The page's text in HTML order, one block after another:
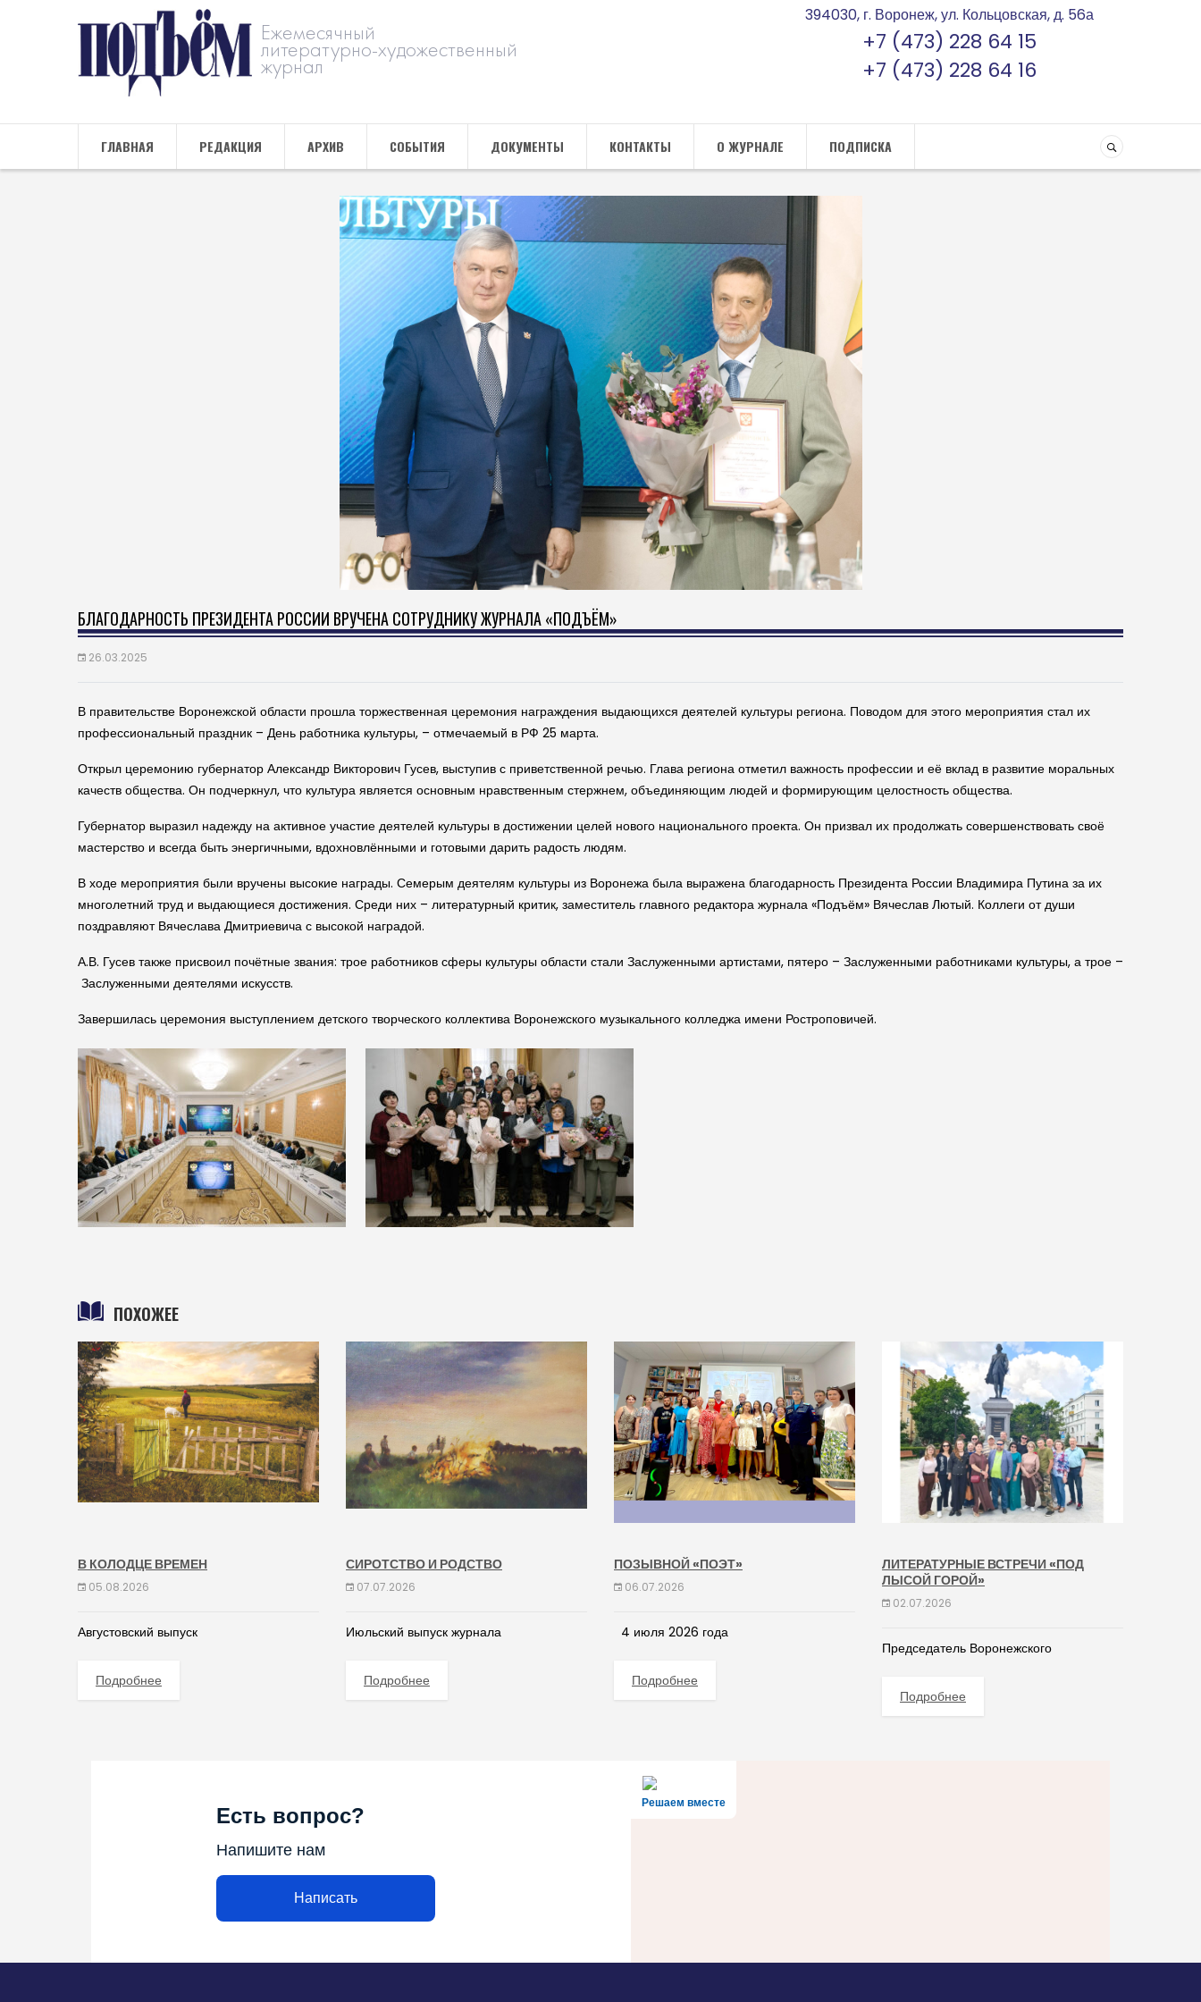
Ежемесячный
литературно-художественный
журнал
394030, г. Воронеж, ул. Кольцовская, д. 56а
+7 (473) 228 64 15
+7 (473) 228 64 16
ГЛАВНАЯ РЕДАКЦИЯ АРХИВ СОБЫТИЯ ДОКУМЕНТЫ КОНТАКТЫ О ЖУРНАЛЕ ПОДПИСКА
БЛАГОДАРНОСТЬ ПРЕЗИДЕНТА РОССИИ ВРУЧЕНА СОТРУДНИКУ ЖУРНАЛА «ПОДЪЁМ»
26.03.2025
В правительстве Воронежской области прошла торжественная церемония награждения выдающихся деятелей культуры региона. Поводом для этого мероприятия стал их
профессиональный праздник – День работника культуры, – отмечаемый в РФ 25 марта.
Открыл церемонию губернатор Александр Викторович Гусев, выступив с приветственной речью. Глава региона отметил важность профессии и её вклад в развитие моральных
качеств общества. Он подчеркнул, что культура является основным нравственным стержнем, объединяющим людей и формирующим целостность общества.
Губернатор выразил надежду на активное участие деятелей культуры в достижении целей нового национального проекта. Он призвал их продолжать совершенствовать своё
мастерство и всегда быть энергичными, вдохновлёнными и готовыми дарить радость людям.
В ходе мероприятия были вручены высокие награды. Семерым деятелям культуры из Воронежа была выражена благодарность Президента России Владимира Путина за их
многолетний труд и выдающиеся достижения. Среди них – литературный критик, заместитель главного редактора журнала «Подъём» Вячеслав Лютый. Коллеги от души
поздравляют Вячеслава Дмитриевича с высокой наградой.
А.В. Гусев также присвоил почётные звания: трое работников сферы культуры области стали Заслуженными артистами, пятеро – Заслуженными работниками культуры, а трое –
Заслуженными деятелями искусств.
Завершилась церемония выступлением детского творческого коллектива Воронежского музыкального колледжа имени Ростроповичей.
ПОХОЖЕЕ
В КОЛОДЦЕ ВРЕМЕН
05.08.2026
Августовский выпуск
Подробнее
СИРОТСТВО И РОДСТВО
07.07.2026
Июльский выпуск журнала
Подробнее
ПОЗЫВНОЙ «ПОЭТ»
06.07.2026
4 июля 2026 года
Подробнее
ЛИТЕРАТУРНЫЕ ВСТРЕЧИ «ПОД
ЛЫСОЙ ГОРОЙ»
02.07.2026
Председатель Воронежского
Подробнее
Решаем вместе
Есть вопрос?
Напишите нам
Написать